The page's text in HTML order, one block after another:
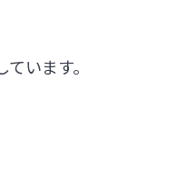
います。